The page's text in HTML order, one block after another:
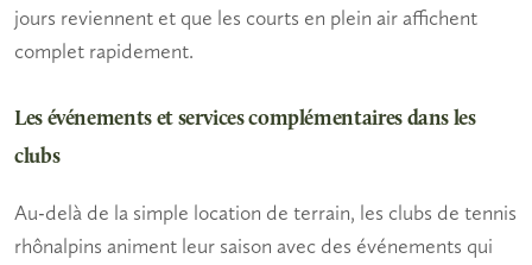
jours reviennent et que les courts en plein air affichent
complet rapidement.
Les événements et services complémentaires dans les
clubs
Au-delà de la simple location de terrain, les clubs de tennis
rhônalpins animent leur saison avec des événements qui